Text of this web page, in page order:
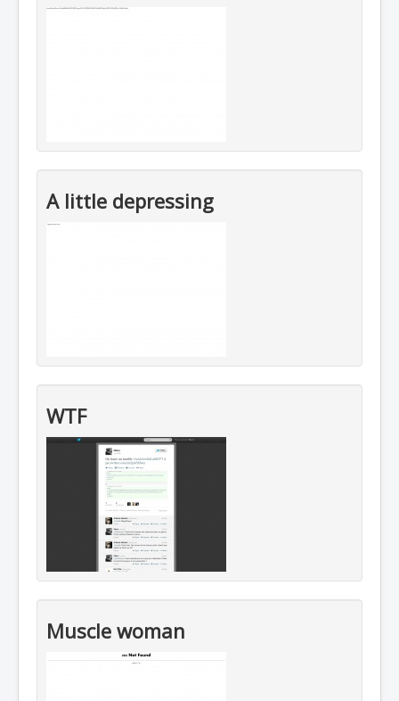
A little depressing
WTF
Muscle woman